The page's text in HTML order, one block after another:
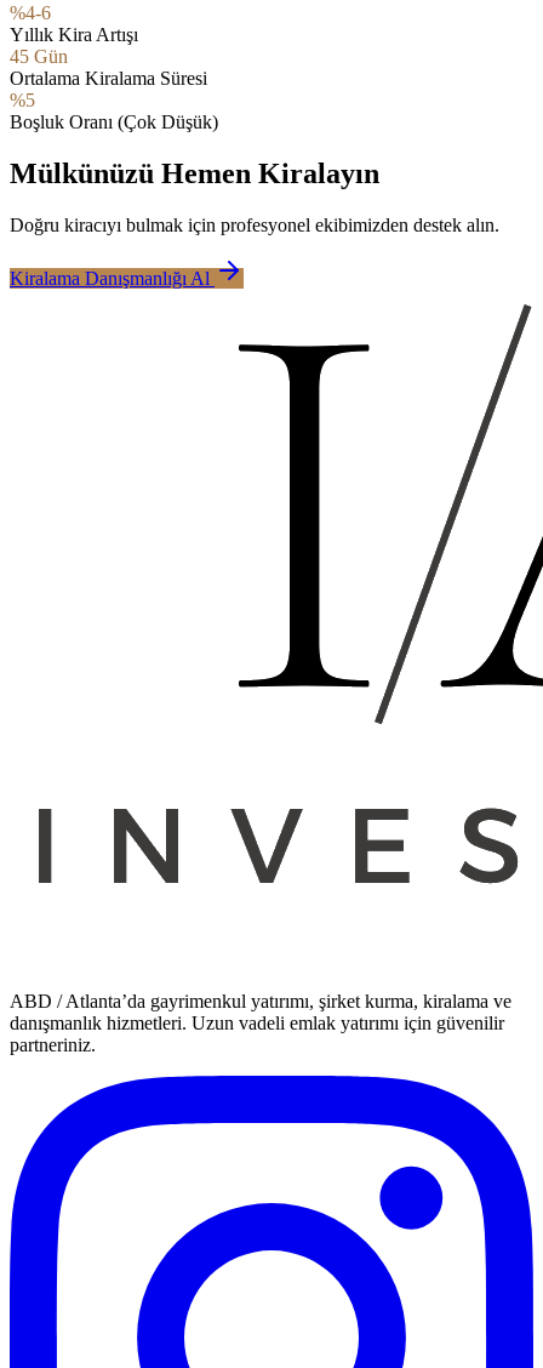
%4-6
Yıllık Kira Artışı
45 Gün
Ortalama Kiralama Süresi
%5
Boşluk Oranı (Çok Düşük)
Mülkünüzü Hemen Kiralayın
Doğru kiracıyı bulmak için profesyonel ekibimizden destek alın.
Kiralama Danışmanlığı Al
ABD / Atlanta’da gayrimenkul yatırımı, şirket kurma, kiralama ve
danışmanlık hizmetleri. Uzun vadeli emlak yatırımı için güvenilir
partneriniz.